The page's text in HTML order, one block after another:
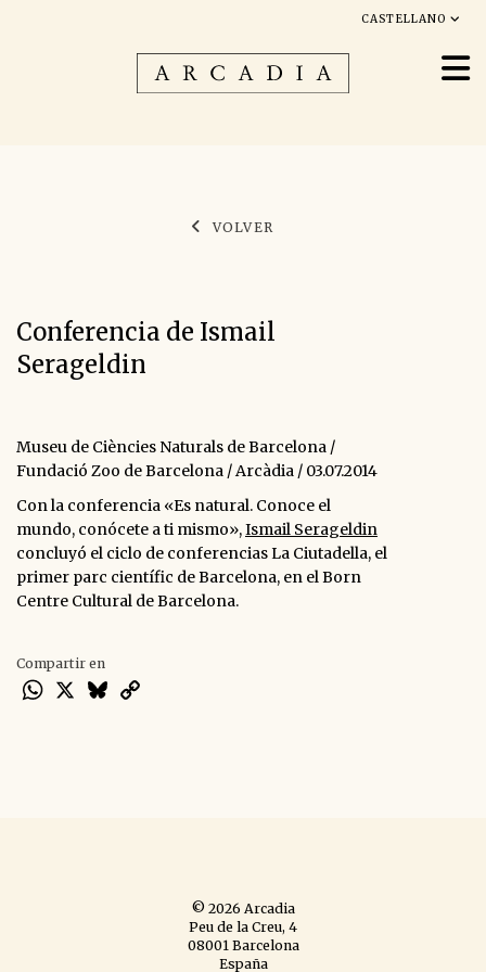
CASTELLANO
VOLVER
Conferencia de Ismail
Serageldin
Museu de Ciències Naturals de Barcelona /
Fundació Zoo de Barcelona / Arcàdia / 03.07.2014
Con la conferencia «Es natural. Conoce el
mundo, conócete a ti mismo»,Ismail Serageldin
concluyó el ciclo de conferencias La Ciutadella, el
primer parc científic de Barcelona, en el Born
Centre Cultural de Barcelona.
Compartir en
WhatsApp
X Bluesky
© 2026 Arcadia
Peu de la Creu, 4
08001 Barcelona
España